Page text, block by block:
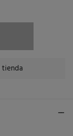
tienda